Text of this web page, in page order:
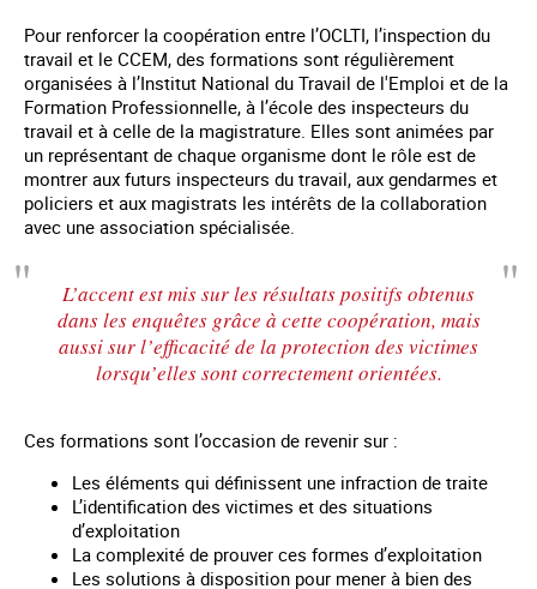
Pour renforcer la coopération entre l’OCLTI, l’inspection du
travail et le CCEM, des formations sont régulièrement
organisées à l’Institut National du Travail de l'Emploi et de la
Formation Professionnelle, à l’école des inspecteurs du
travail et à celle de la magistrature. Elles sont animées par
un représentant de chaque organisme dont le rôle est de
montrer aux futurs inspecteurs du travail, aux gendarmes et
policiers et aux magistrats les intérêts de la collaboration
avec une association spécialisée.
L’accent est mis sur les résultats positifs obtenus
dans les enquêtes grâce à cette coopération, mais
aussi sur l’efficacité de la protection des victimes
lorsqu’elles sont correctement orientées.
Ces formations sont l’occasion de revenir sur :
Les éléments qui définissent une infraction de traite
L’identification des victimes et des situations
d’exploitation
La complexité de prouver ces formes d’exploitation
Les solutions à disposition pour mener à bien des